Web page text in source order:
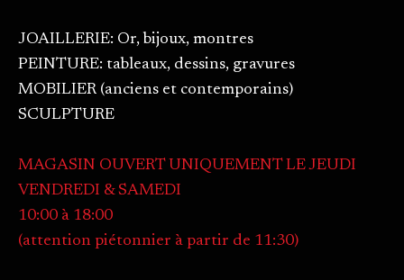
JOAILLERIE: Or, bijoux, montres
PEINTURE: tableaux, dessins, gravures
MOBILIER (anciens et contemporains)
SCULPTURE
MAGASIN OUVERT UNIQUEMENT LE JEUDI
VENDREDI & SAMEDI
10:00 à 18:00
(attention piétonnier à partir de 11:30)